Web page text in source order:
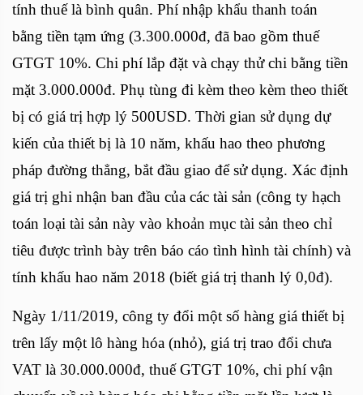
tính thuế là bình quân. Phí nhập khẩu thanh toán
bằng tiền tạm ứng (3.300.000đ, đã bao gồm thuế
GTGT 10%. Chi phí lắp đặt và chạy thử chi bằng tiền
mặt 3.000.000đ. Phụ tùng đi kèm theo kèm theo thiết
bị có giá trị hợp lý 500USD. Thời gian sử dụng dự
kiến của thiết bị là 10 năm, khấu hao theo phương
pháp đường thẳng, bắt đầu giao để sử dụng. Xác định
giá trị ghi nhận ban đầu của các tài sản (công ty hạch
toán loại tài sản này vào khoản mục tài sản theo chỉ
tiêu được trình bày trên báo cáo tình hình tài chính) và
tính khấu hao năm 2018 (biết giá trị thanh lý 0,0đ).
Ngày 1/11/2019, công ty đổi một số hàng giá thiết bị
trên lấy một lô hàng hóa (nhỏ), giá trị trao đổi chưa
VAT là 30.000.000đ, thuế GTGT 10%, chi phí vận